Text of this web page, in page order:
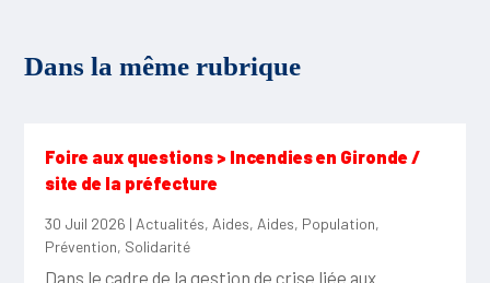
Dans la même rubrique
Foire aux questions > Incendies en Gironde /
site de la préfecture
30 Juil 2026 | Actualités, Aides, Aides, Population,
Prévention, Solidarité
Dans le cadre de la gestion de crise liée aux